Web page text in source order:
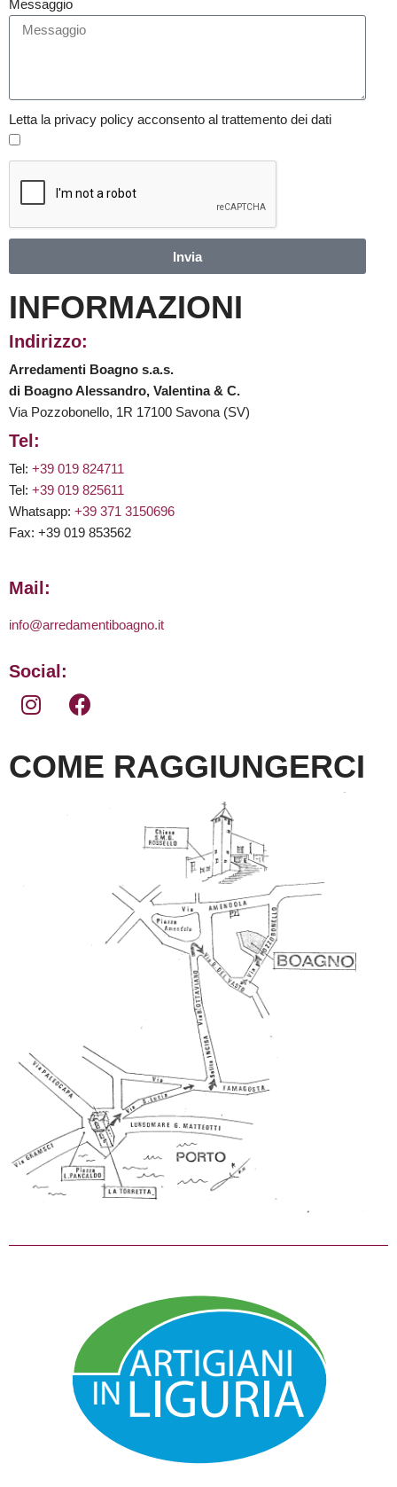
Messaggio
Letta la privacy policy acconsento al trattemento dei dati
Invia
INFORMAZIONI
Indirizzo:
Arredamenti Boagno s.a.s.
di Boagno Alessandro, Valentina & C.
Via Pozzobonello, 1R 17100 Savona (SV)
Tel:
Tel: +39 019 824711
Tel: +39 019 825611
Whatsapp: +39 371 3150696
Fax: +39 019 853562
Mail:
info@arredamentiboagno.it
Social:
COME RAGGIUNGERCI